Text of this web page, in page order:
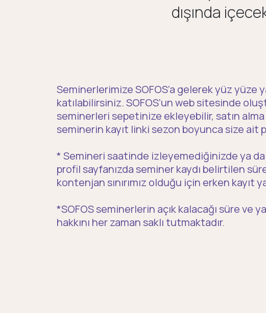
dışında
Seminerlerimize SOFOS’a gelerek yüz
katılabilirsiniz. SOFOS’un web sitesinde
seminerleri sepetinize ekleyebilir, satın
seminerin kayıt linki sezon boyunca size ait
* Semineri saatinde izleyemediğinizde ya
profil sayfanızda seminer kaydı belirtilen
kontenjan sınırımız olduğu için erken kayıt
*SOFOS seminerlerin açık kalacağı süre ve
hakkını her zaman saklı tutmaktadır.